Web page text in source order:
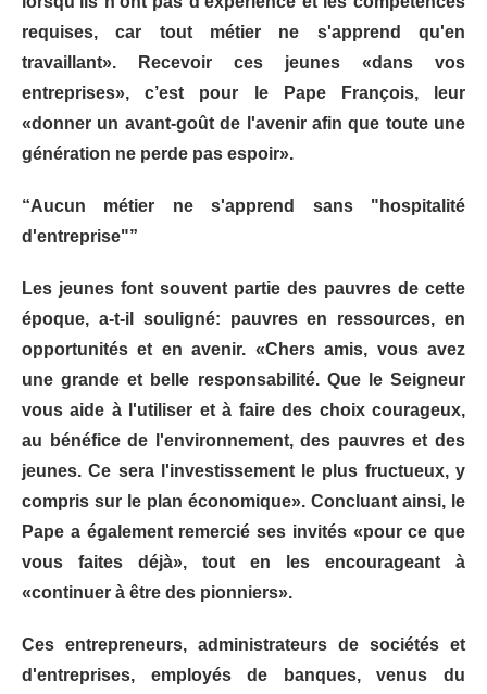
requises, car tout métier ne s'apprend qu'en
travaillant». Recevoir ces jeunes «dans vos
entreprises», c’est pour le Pape François, leur
«donner un avant-goût de l'avenir afin que toute une
génération ne perde pas espoir».
“Aucun métier ne s'apprend sans "hospitalité
d'entreprise"”
Les jeunes font souvent partie des pauvres de cette
époque, a-t-il souligné: pauvres en ressources, en
opportunités et en avenir. «Chers amis, vous avez
une grande et belle responsabilité. Que le Seigneur
vous aide à l'utiliser et à faire des choix courageux,
au bénéfice de l'environnement, des pauvres et des
jeunes. Ce sera l'investissement le plus fructueux, y
compris sur le plan économique». Concluant ainsi, le
Pape a également remercié ses invités «pour ce que
vous faites déjà», tout en les encourageant à
«continuer à être des pionniers».
Ces entrepreneurs, administrateurs de sociétés et
d'entreprises, employés de banques, venus du